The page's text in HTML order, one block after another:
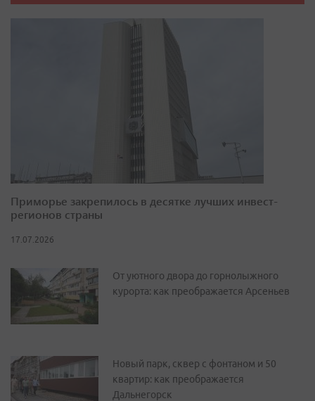
Приморье закрепилось в десятке лучших инвест-
регионов страны
17.07.2026
От уютного двора до горнолыжного
курорта: как преображается Арсеньев
Новый парк, сквер с фонтаном и 50
квартир: как преображается
Дальнегорск